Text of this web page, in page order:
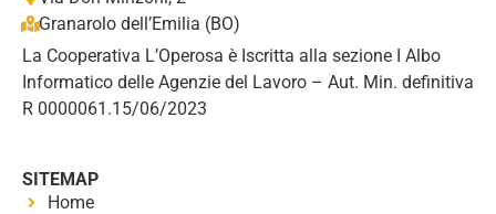
Granarolo dell’Emilia (BO)
La Cooperativa L’Operosa è Iscritta alla sezione I Albo
Informatico delle Agenzie del Lavoro – Aut. Min. definitiva
R 0000061.15/06/2023
SITEMAP
Home